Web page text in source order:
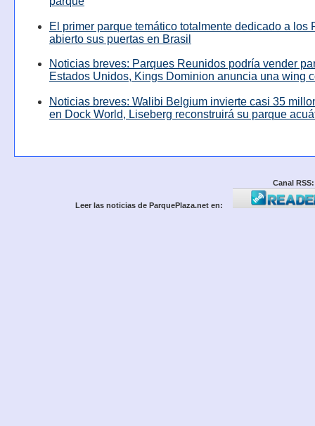
El primer parque temático totalmente dedicado a los
abierto sus puertas en Brasil
Noticias breves: Parques Reunidos podría vender
Estados Unidos, Kings Dominion anuncia una wing
Noticias breves: Walibi Belgium invierte casi 35
en Dock World, Liseberg reconstruirá su parque
Canal RSS:
Leer las noticias de ParquePlaza.net en: